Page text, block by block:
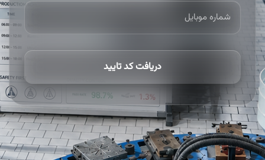
دریافت کد تایید